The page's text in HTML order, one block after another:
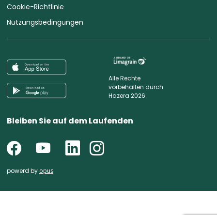
Cookie-Richtlinie
Nutzungsbedingungen
Alle Rechte
vorbehalten durch
Hazera 2026
Bleiben Sie auf dem Laufenden
powerd by opus